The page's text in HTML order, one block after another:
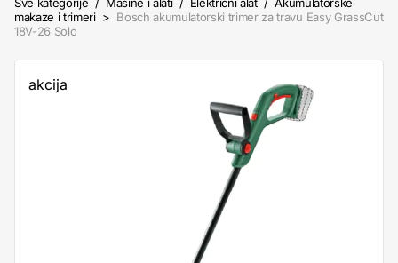
makaze i trimeri > Bosch akumulatorski trimer za travu Easy GrassCut
18V-26 Solo
akcija